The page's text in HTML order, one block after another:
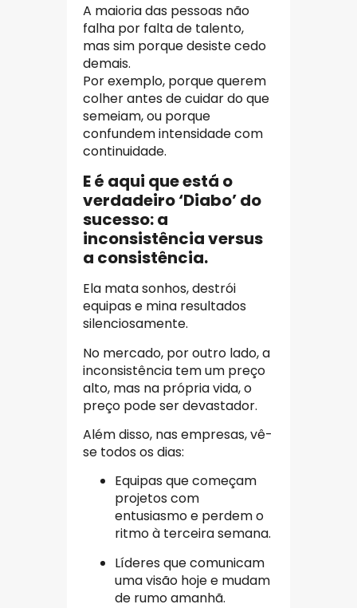
A maioria das pessoas não
falha por falta de talento,
mas sim porque desiste cedo
demais.
Por exemplo, porque querem
colher antes de cuidar do que
semeiam, ou porque
confundem intensidade com
continuidade.
E é aqui que está o
verdadeiro ‘Diabo’ do
sucesso: a
inconsistência versus
a consistência.
Ela mata sonhos, destrói
equipas e mina resultados
silenciosamente.
No mercado, por outro lado, a
inconsistência tem um preço
alto, mas na própria vida, o
preço pode ser devastador.
Além disso, nas empresas, vê-
se todos os dias:
Equipas que começam
projetos com
entusiasmo e perdem o
ritmo à terceira semana.
Líderes que comunicam
uma visão hoje e mudam
de rumo amanhã.